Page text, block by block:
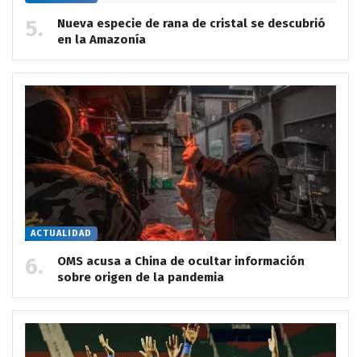
Nueva especie de rana de cristal se descubrió
en la Amazonía
ACTUALIDAD
OMS acusa a China de ocultar información
sobre origen de la pandemia